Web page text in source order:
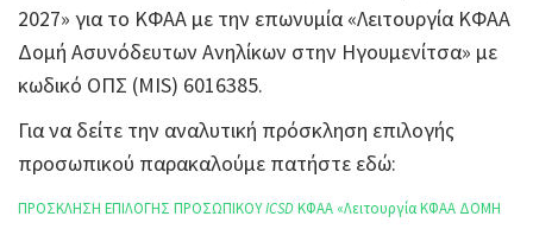
2027» για το ΚΦΑΑ με την επωνυμία «Λειτουργία ΚΦΑΑ
Δομή Ασυνόδευτων Ανηλίκων στην Ηγουμενίτσα» με
κωδικό ΟΠΣ (MIS) 6016385.
Για να δείτε την αναλυτική πρόσκληση επιλογής
προσωπικού παρακαλούμε πατήστε εδώ:
ΠΡΟΣΚΛΗΣΗ ΕΠΙΛΟΓΗΣ ΠΡΟΣΩΠΙΚΟΥICSDΚΦΑΑ «Λειτουργία ΚΦΑΑ ΔΟΜΗ